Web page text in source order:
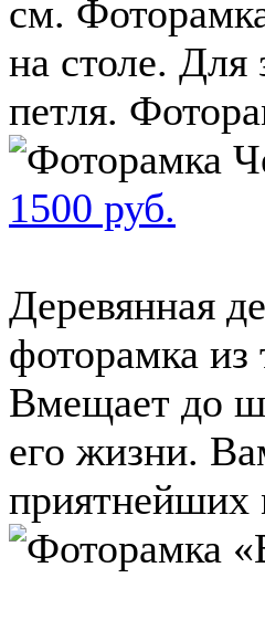
см.
на столе. Для
петля.
1500 руб.
Деревянная
фоторамка из
Вмещает до
его жизни.
приятнейших